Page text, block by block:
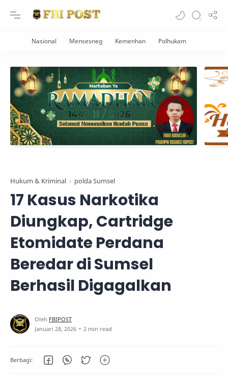
Hukum & Kriminal polda Sumsel
17 Kasus Narkotika
Diungkap, Cartridge
Etomidate Perdana
Beredar di Sumsel
Berhasil Digagalkan
2 min read